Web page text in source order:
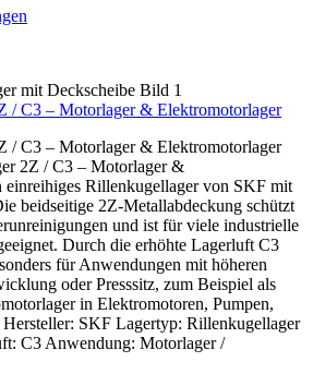
/ C3 – Motorlager & Elektromotorlager
/ C3 – Motorlager & Elektromotorlager
2Z / C3 – Motorlager &
einreihiges Rillenkugellager von SKF mit
beidseitige 2Z-Metallabdeckung schützt
und ist für viele industrielle
Durch die erhöhte Lagerluft C3
für Anwendungen mit höheren
oder Presssitz, zum Beispiel als
in Elektromotoren, Pumpen,
SKF Lagertyp: Rillenkugellager
C3 Anwendung: Motorlager /